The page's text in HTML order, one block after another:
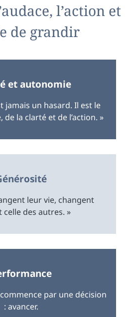
l’action et
de grandir
et autonomie
jamais un hasard. Il est le
la clarté et de l’action. »
leur vie, changent
celle des autres. »
par une décision
: avancer.